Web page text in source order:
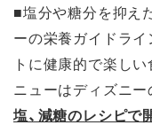
■塩分や糖分を抑え
ーの栄養ガイドラ
トに健康的で楽し
ニューはディズニ
塩、減糖のレシピで